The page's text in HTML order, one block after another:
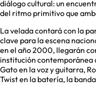
diálogo cultural: un
del ritmo primitivo que
La velada contará con la
clave para la escena
en el año 2000, llegarán
institución contemporánea
Gato en la voz y guitarra,
Twist en la batería, la